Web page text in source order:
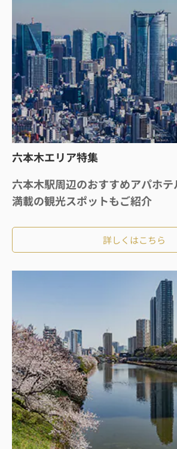
六本木エリア特集
六本木駅周辺のおすすめアパホ
満載の観光スポットもご紹介
詳しくはこちら